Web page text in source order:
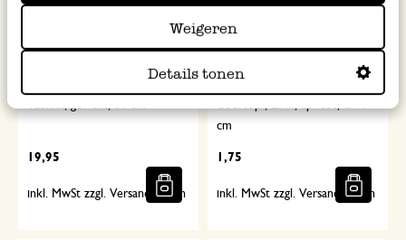
Weigeren
Details tonen
Tablett, gewellt, 30 cm
19,95
inkl. MwSt zzgl. Versandkosten
Übertopf, Zink, apricot, Ø11
cm
1,75
inkl. MwSt zzgl. Versandkosten